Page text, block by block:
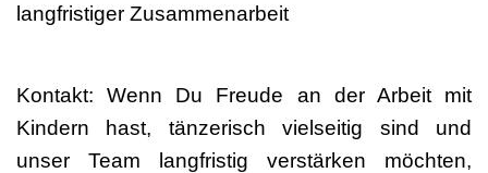
langfristiger Zusammenarbeit
Kontakt: Wenn Du Freude an der Arbeit mit
Kindern hast, tänzerisch vielseitig sind und
unser Team langfristig verstärken möchten,